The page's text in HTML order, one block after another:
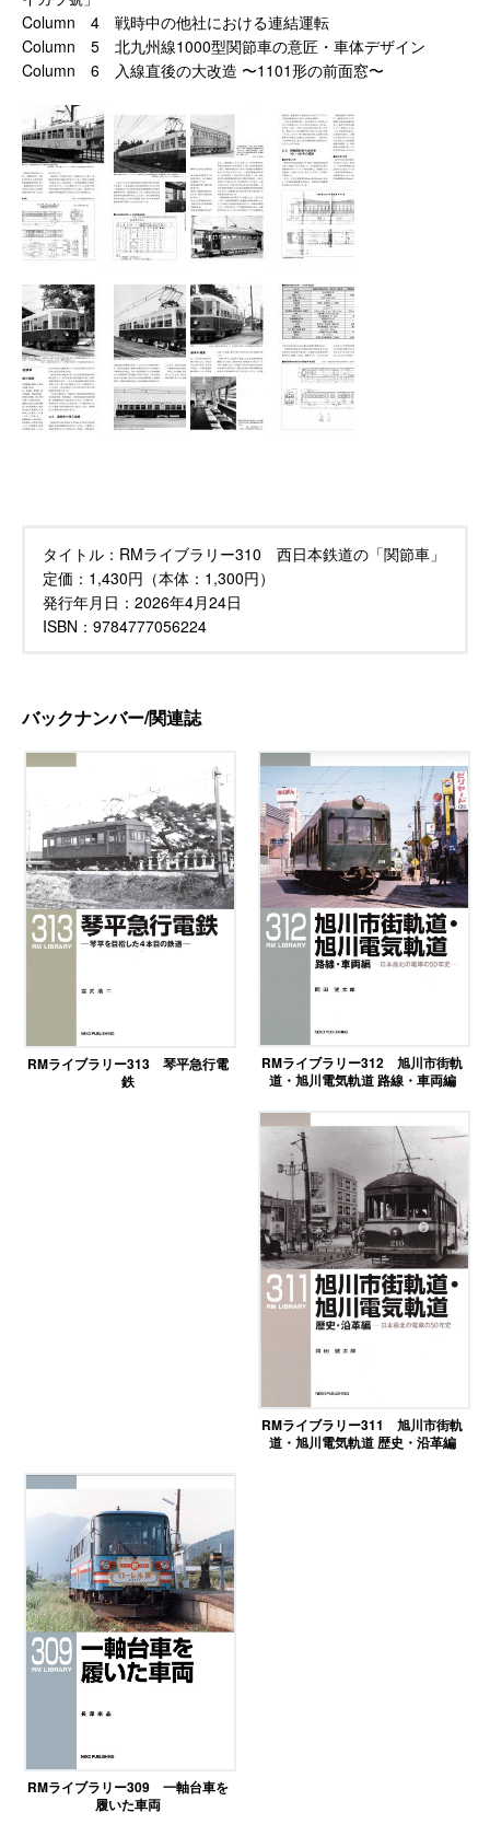
Column 4 戦時中の他社における連結運転
Column 5 北九州線1000型関節車の意匠・車体デザイン
Column 6 入線直後の大改造 〜1101形の前面窓〜
タイトル： RMライブラリー310 西日本鉄道の「関節車」
定価： 1,430円（本体：1,300円）
発行年月日： 2026年4月24日
ISBN：9784777056224
バックナンバー/関連誌
RMライブラリー313 琴平急行電
鉄
RMライブラリー312 旭川市街軌
道・旭川電気軌道 路線・車両編
RMライブラリー311 旭川市街軌
道・旭川電気軌道 歴史・沿革編
RMライブラリー309 一軸台車を
履いた車両